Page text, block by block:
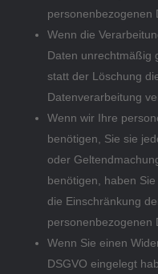
personenbezogenen
Wenn die
Daten unrechtmäßig
statt der Löschung
Datenverarbeitung
Wenn wir Ihre
benötigen, Sie sie
oder
benötigen, haben
die Einschränkung
personenbezogenen
Wenn Sie einen
DSGVO eingelegt